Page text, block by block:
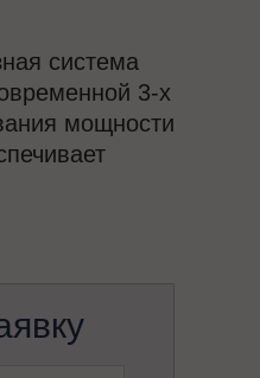
система
3-х
мощности